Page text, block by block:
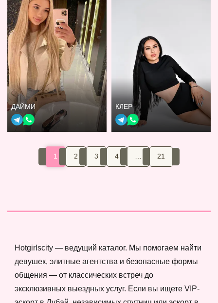
ДАЙМИ КЛЕР
1 2 3 4 21
Hotgirlscity — ведущий каталог. Мы помогаем найти
девушек, элитные агентства и безопасные формы
общения — от классических встреч до
эксклюзивных выездных услуг. Если вы ищете VIP-